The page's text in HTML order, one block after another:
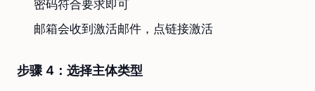
密码符合要求即可
邮箱会收到激活邮件，点链接激活
步骤 4：选择主体类型